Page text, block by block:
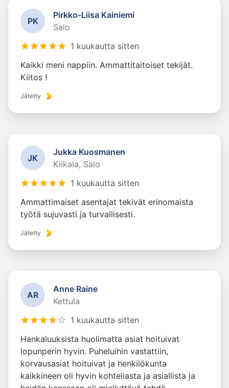
PK
Pirkko-Liisa Kainiemi
Salo
1 kuukautta sitten
Kaikki meni nappiin. Ammattitaitoiset tekijät.
Kiitos !
Jätetty
JK
Jukka Kuosmanen
Kiikala, Salo
1 kuukautta sitten
Ammattimaiset asentajat tekivät erinomaista
työtä sujuvasti ja turvallisesti.
Jätetty
AR
Anne Raine
Kettula
1 kuukautta sitten
Hankaluuksista huolimatta asiat hoituivat
lopunperin hyvin. Puheluihin vastattiin,
korvausasiat hoituivat ja henkilökunta
kaikkineen oli hyvin kohteliasta ja asiallista ja